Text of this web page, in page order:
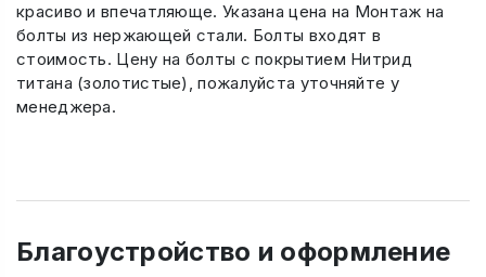
красиво и впечатляюще. Указана цена на Монтаж на
болты из нержающей стали. Болты входят в
стоимость. Цену на болты с покрытием Нитрид
титана (золотистые), пожалуйста уточняйте у
менеджера.
Благоустройство и оформление